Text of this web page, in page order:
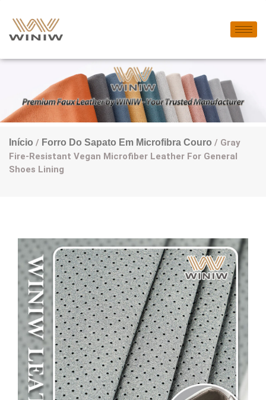
Início / Forro Do Sapato Em Microfibra Couro / Gray
Fire-Resistant Vegan Microfiber Leather For General
Shoes Lining